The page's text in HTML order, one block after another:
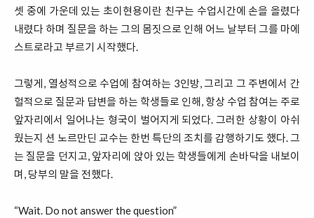
셋 중에 가운데 있는 초이현용이란 친구는 수업시간에 손을 올렸다
내렸다 하며 질문을 하는 그의 몸짓으로 인해 어느 날부터 그를 마에
스트로라고 부르기 시작했다.
그렇게, 열성적으로 수업에 참여하는 3인방, 그리고 그 주변에서 간
헐적으로 질문과 답변을 하는 학생들로 인해, 항상 수업 참여는 주로
앞자리에서 일어나는 형국이 벌어지게 되었다. 그러한 상황이 아쉬
웠는지 션 노르만딘 교수는 한번 특단의 조치를 감행하기도 했다. 그
는 질문을 던지고, 앞자리에 앉아 있는 학생들에게 손바닥을 내보이
며, 당부의 말을 전했다.
“Wait. Do not answer the question”